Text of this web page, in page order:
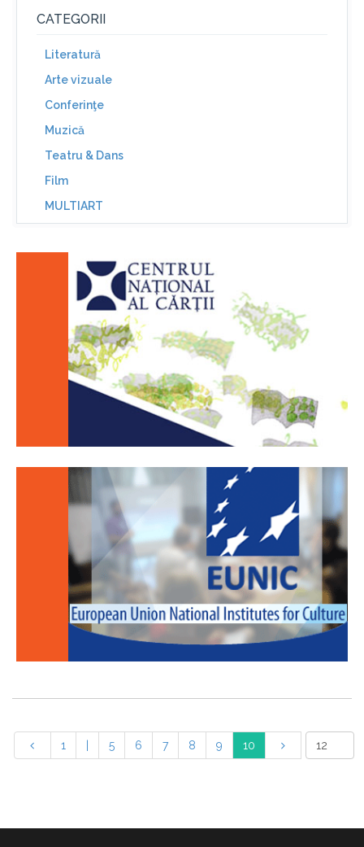
CATEGORII
Literatură
Arte vizuale
Conferinţe
Muzică
Teatru & Dans
Film
MULTIART
1 5 6 7 8 9 10